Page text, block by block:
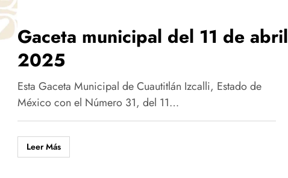
Gaceta municipal del 11 de abril
2025
Esta Gaceta Municipal de Cuautitlán Izcalli, Estado de
México con el Número 31, del 11…
Leer Más